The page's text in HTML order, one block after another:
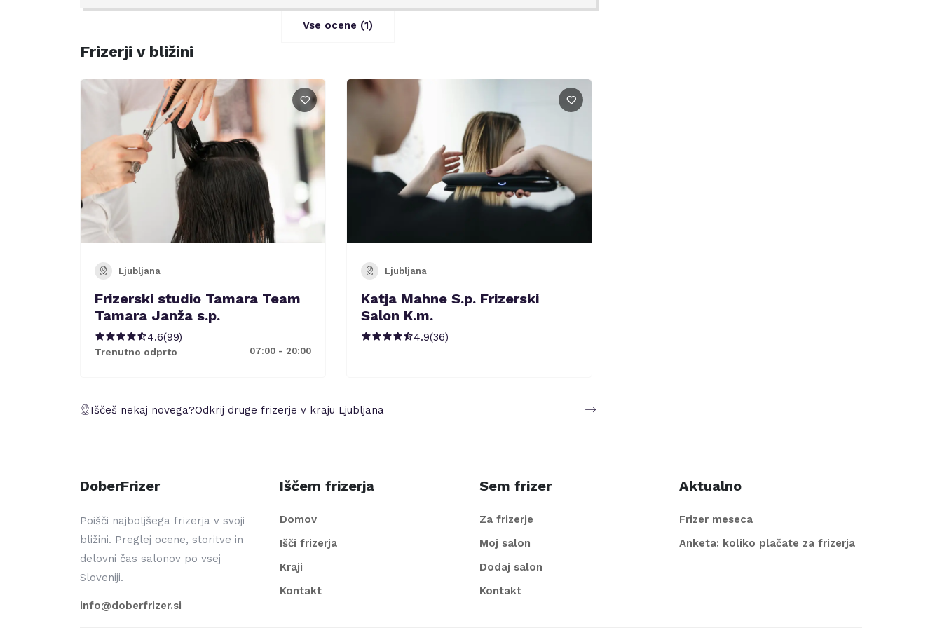
Vse ocene (1)
Frizerji v bližini
Ljubljana
Frizerski studio Tamara Team
Tamara Janža s.p.
4.6(99)
Trenutno odprto 07:00 - 20:00
Ljubljana
Katja Mahne S.p. Frizerski
Salon K.m.
4.9(36)
Iščeš nekaj novega?Odkrij druge frizerje v kraju Ljubljana
DoberFrizer
Poišči najboljšega frizerja v svoji
bližini. Preglej ocene, storitve in
delovni čas salonov po vsej
Sloveniji.
info@doberfrizer.si
Iščem frizerja
Domov
Išči frizerja
Kraji
Kontakt
Sem frizer
Za frizerje
Moj salon
Dodaj salon
Kontakt
Aktualno
Frizer meseca
Anketa: koliko plačate za frizerja